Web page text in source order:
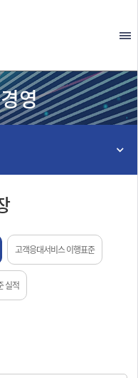
영
고객응대서비스 이행표준
실적